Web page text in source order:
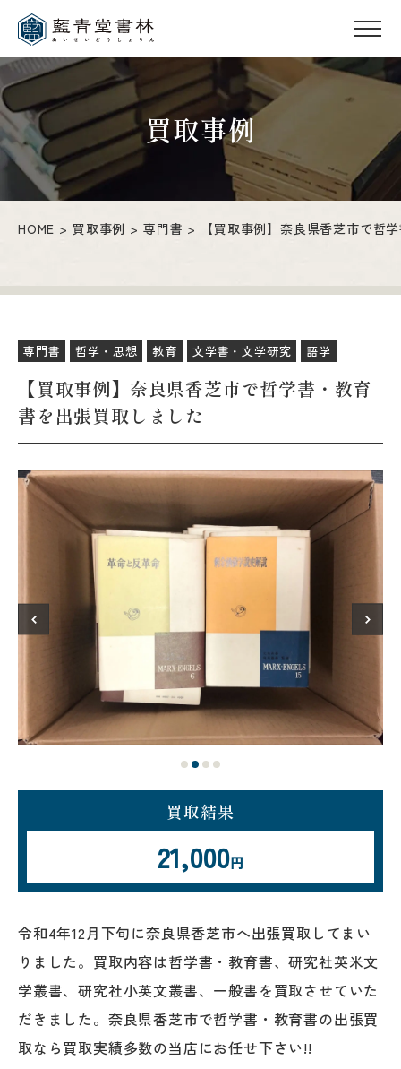
買取事例
HOME 買取事例 専門書 【買取事例】奈良県香芝市で哲
専門書 哲学・思想 教育 文学書・文学研究 語学
【買取事例】奈良県香芝市で哲学書・教育
書を出張買取しました
買取結果
21,000円
令和4年12月下旬に奈良県香芝市へ出張買取してまい
りました。買取内容は哲学書・教育書、研究社英米文
学叢書、研究社小英文叢書、一般書を買取させていた
だきました。奈良県香芝市で哲学書・教育書の出張買
取なら買取実績多数の当店にお任せ下さい!!